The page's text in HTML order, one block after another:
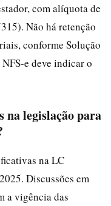
com alíquota de
Não há retenção
conforme Solução
e deve indicar o
na legislação para
na LC
Discussões em
a vigência das